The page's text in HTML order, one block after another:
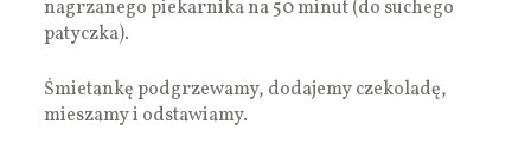
nagrzanego piekarnika na 50 minut (do suchego
patyczka).
Śmietankę podgrzewamy, dodajemy czekoladę,
mieszamy i odstawiamy.